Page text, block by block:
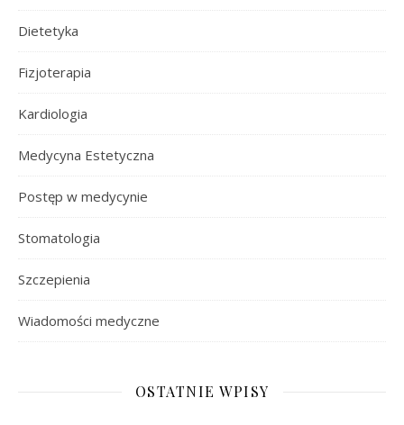
Dietetyka
Fizjoterapia
Kardiologia
Medycyna Estetyczna
Postęp w medycynie
Stomatologia
Szczepienia
Wiadomości medyczne
OSTATNIE WPISY